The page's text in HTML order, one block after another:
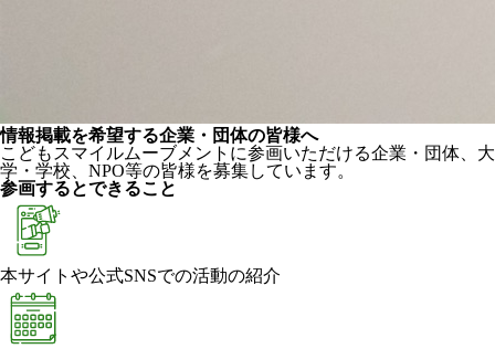
情報掲載を希望する企業・団体の皆様へ
こどもスマイルムーブメントに参画いただける企業・団体、大
学・学校、NPO等の皆様を募集しています。
参画するとできること
本サイトや公式SNSでの活動の紹介